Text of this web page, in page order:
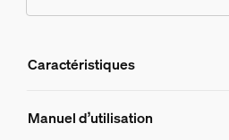
Caractéristiques
Caractéristiques
Manuel d’utilisation